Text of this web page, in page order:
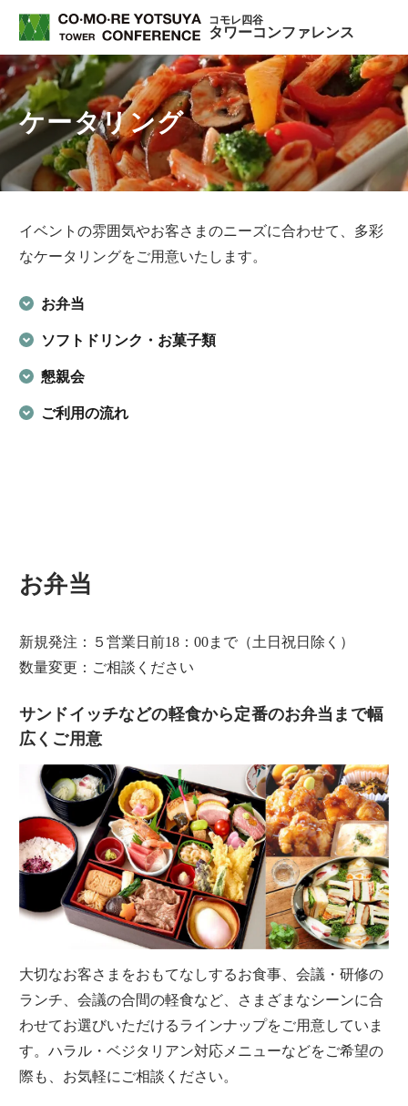
コモレ四谷
タワーコンファレンス
ケータリング
イベントの雰囲気やお客さまのニーズに合わせて、多彩
なケータリングをご用意いたします。
お弁当
ソフトドリンク・お菓子類
懇親会
ご利用の流れ
お弁当
新規発注：５営業日前18：00まで（土日祝日除く）
数量変更：ご相談ください
サンドイッチなどの軽食から定番のお弁当まで幅
広くご用意
大切なお客さまをおもてなしするお食事、会議・研修の
ランチ、会議の合間の軽食など、さまざまなシーンに合
わせてお選びいただけるラインナップをご用意していま
す。ハラル・ベジタリアン対応メニューなどをご希望の
際も、お気軽にご相談ください。